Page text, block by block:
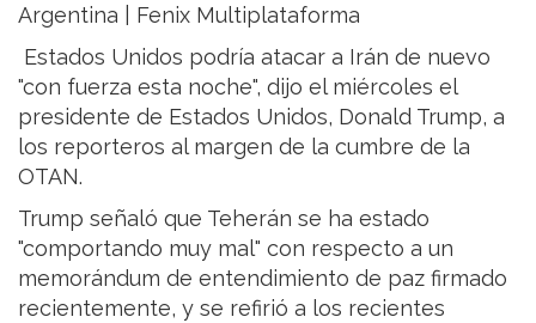
Argentina | Fenix Multiplataforma
Estados Unidos podría atacar a Irán de nuevo
"con fuerza esta noche", dijo el miércoles el
presidente de Estados Unidos, Donald Trump, a
los reporteros al margen de la cumbre de la
OTAN.
Trump señaló que Teherán se ha estado
"comportando muy mal" con respecto a un
memorándum de entendimiento de paz firmado
recientemente, y se refirió a los recientes